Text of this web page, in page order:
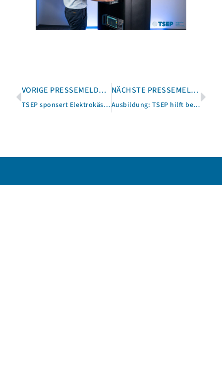
VORIGE PRESSEMELDUNG
TSEP sponsert Elektrokästen für den Nachwuchs
NÄCHSTE PRESSEMELDUNG
Ausbildung: TSEP hilft bei der Berufswahl